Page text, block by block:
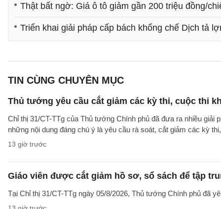
Thật bất ngờ: Giá ô tô giảm gần 200 triệu đồng/
Triển khai giải pháp cấp bách khống chế Dịch tả
TIN CÙNG CHUYÊN MỤC
Thủ tướng yêu cầu cắt giảm các kỳ thi, cuộc thi
Chỉ thị 31/CT-TTg của Thủ tướng Chính phủ đã đưa ra nhiều giải
những nội dung đáng chú ý là yêu cầu rà soát, cắt giảm các kỳ
13 giờ trước
Giáo viên được cắt giảm hồ sơ, sổ sách để tập
Tại Chỉ thị 31/CT-TTg ngày 05/8/2026, Thủ tướng Chính phủ đã